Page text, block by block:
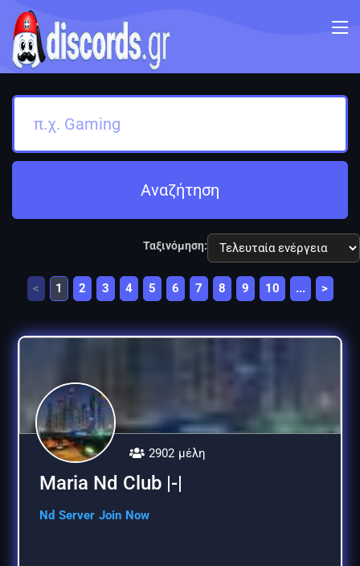
Αναζήτηση
Ταξινόμηση:
< 1 2 3 4 5 6 7 8 9 10 ... >
2902 μέλη
Maria Nd Club |-|
Nd Server Join Now